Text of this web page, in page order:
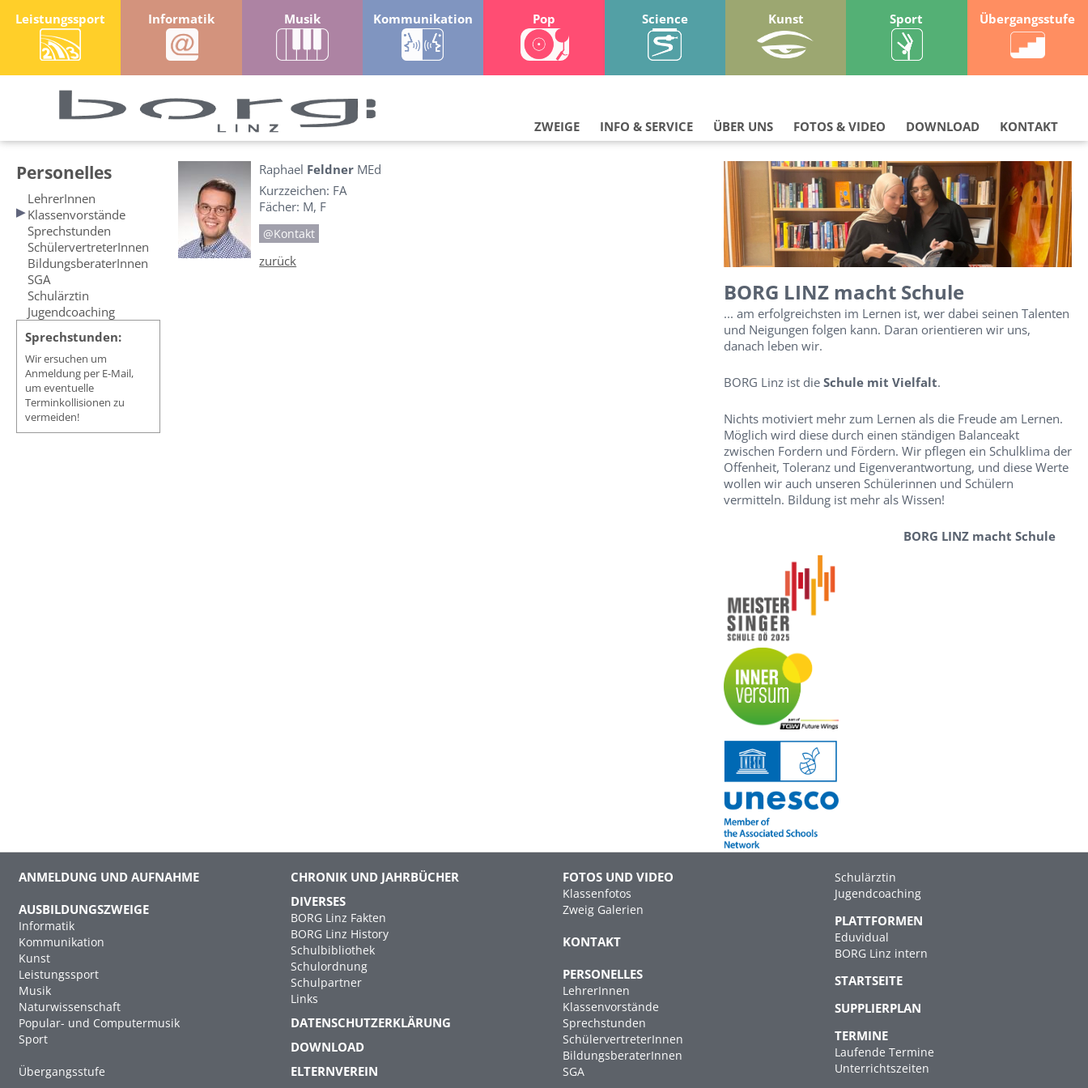
Leistungssport Informatik Musik Kommunikation Pop Science Kunst Sport Übergangsstufe
KONTAKT
DOWNLOAD
FOTOS & VIDEO
ÜBER UNS
INFO & SERVICE
ZWEIGE
Personelles
LehrerInnen
Klassenvorstände
Sprechstunden
SchülervertreterInnen
BildungsberaterInnen
SGA
Schulärztin
Jugendcoaching
Sprechstunden:
Wir ersuchen um
Anmeldung per E-Mail,
um eventuelle
Terminkollisionen zu
vermeiden!
Raphael Feldner MEd
Kurzzeichen: FA
Fächer: M, F
@Kontakt
zurück
BORG LINZ macht Schule
... am erfolgreichsten im Lernen ist, wer dabei seinen Talenten
und Neigungen folgen kann. Daran orientieren wir uns,
danach leben wir.
BORG Linz ist die Schule mit Vielfalt.
Nichts motiviert mehr zum Lernen als die Freude am Lernen.
Möglich wird diese durch einen ständigen Balanceakt
zwischen Fordern und Fördern. Wir pflegen ein Schulklima der
Offenheit, Toleranz und Eigenverantwortung, und diese Werte
wollen wir auch unseren Schülerinnen und Schülern
vermitteln. Bildung ist mehr als Wissen!
BORG LINZ macht Schule
ANMELDUNG UND AUFNAHME
AUSBILDUNGSZWEIGE
Informatik
Kommunikation
Kunst
Leistungssport
Musik
Naturwissenschaft
Popular- und Computermusik
Sport
Übergangsstufe
CHRONIK UND JAHRBÜCHER
DIVERSES
BORG Linz Fakten
BORG Linz History
Schulbibliothek
Schulordnung
Schulpartner
Links
DATENSCHUTZERKLÄRUNG
DOWNLOAD
ELTERNVEREIN
FOTOS UND VIDEO
Klassenfotos
Zweig Galerien
KONTAKT
PERSONELLES
LehrerInnen
Klassenvorstände
Sprechstunden
SchülervertreterInnen
BildungsberaterInnen
SGA
Schulärztin
Jugendcoaching
PLATTFORMEN
Eduvidual
BORG Linz intern
STARTSEITE
SUPPLIERPLAN
TERMINE
Laufende Termine
Unterrichtszeiten